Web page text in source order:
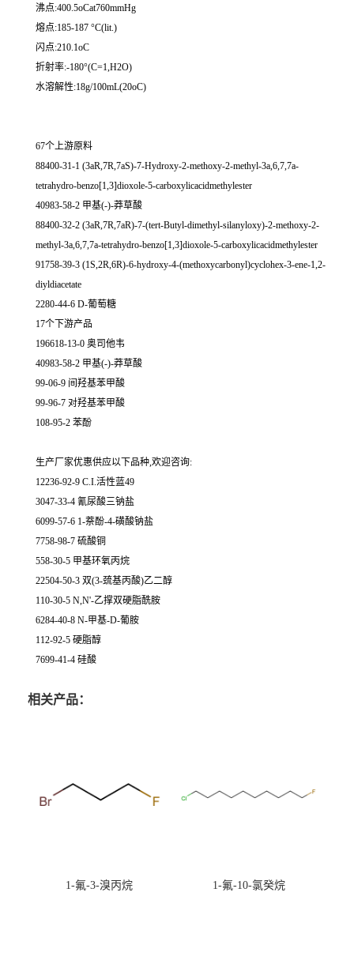
沸点:400.5oCat760mmHg
熔点:185-187 °C(lit.)
闪点:210.1oC
折射率:-180°(C=1,H2O)
水溶解性:18g/100mL(20oC)
67个上游原料
88400-31-1 (3aR,7R,7aS)-7-Hydroxy-2-methoxy-2-methyl-3a,6,7,7a-
tetrahydro-benzo[1,3]dioxole-5-carboxylicacidmethylester
40983-58-2 甲基(-)-莽草酸
88400-32-2 (3aR,7R,7aR)-7-(tert-Butyl-dimethyl-silanyloxy)-2-methoxy-2-
methyl-3a,6,7,7a-tetrahydro-benzo[1,3]dioxole-5-carboxylicacidmethylester
91758-39-3 (1S,2R,6R)-6-hydroxy-4-(methoxycarbonyl)cyclohex-3-ene-1,2-
diyldiacetate
2280-44-6 D-葡萄糖
17个下游产品
196618-13-0 奥司他韦
40983-58-2 甲基(-)-莽草酸
99-06-9 间羟基苯甲酸
99-96-7 对羟基苯甲酸
108-95-2 苯酚
生产厂家优惠供应以下品种,欢迎咨询:
12236-92-9 C.I.活性蓝49
3047-33-4 氰尿酸三钠盐
6099-57-6 1-萘酚-4-磺酸钠盐
7758-98-7 硫酸铜
558-30-5 甲基环氧丙烷
22504-50-3 双(3-巯基丙酸)乙二醇
110-30-5 N,N'-乙撑双硬脂酰胺
6284-40-8 N-甲基-D-葡胺
112-92-5 硬脂醇
7699-41-4 硅酸
相关产品：
1-氟-3-溴丙烷 1-氟-10-氯癸烷